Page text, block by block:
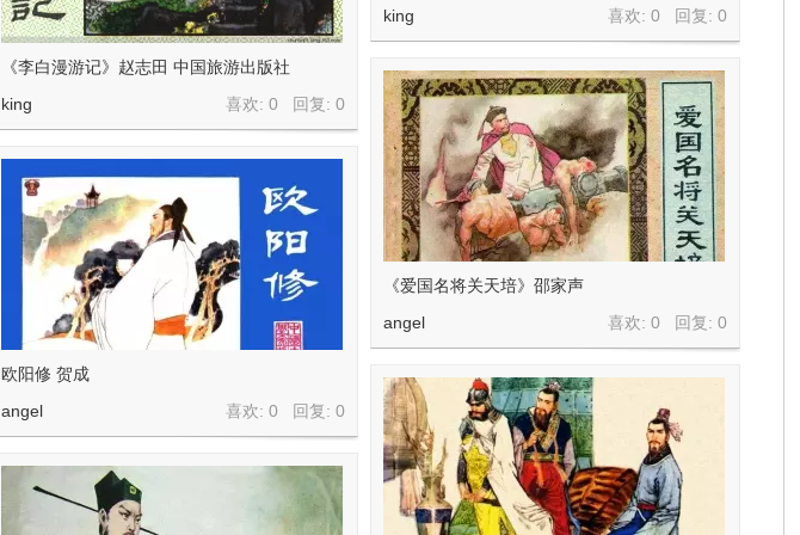
喜欢: 0 回复:0
king
《李白漫游记》赵志田 中国旅游出版社
喜欢: 0 回复:0
king
《爱国名将关天培》邵家声
喜欢: 0 回复:0
angel
欧阳修 贺成
喜欢: 0 回复:0
angel